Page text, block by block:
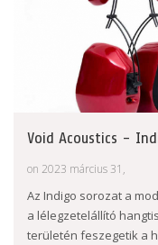
Void Acoustics -
on 2023 március 31,
Az Indigo sorozat a
a lélegzetelállító
területén feszegetik a